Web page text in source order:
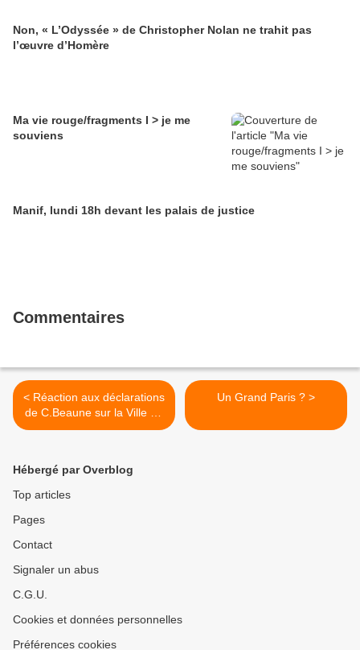
Non, « L’Odyssée » de Christopher Nolan ne trahit pas
l’œuvre d’Homère
Ma vie rouge/fragments I > je me
souviens
Manif, lundi 18h devant les palais de justice
Commentaires
< Réaction aux déclarations
de C.Beaune sur la Ville du
Grand Paris
Un Grand Paris ? >
Hébergé par Overblog
Top articles
Pages
Contact
Signaler un abus
C.G.U.
Cookies et données personnelles
Préférences cookies